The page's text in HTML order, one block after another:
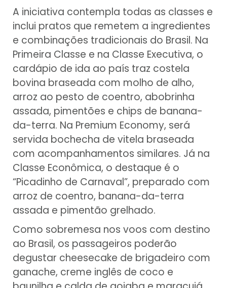
A iniciativa contempla todas as classes e
inclui pratos que remetem a ingredientes
e combinações tradicionais do Brasil. Na
Primeira Classe e na Classe Executiva, o
cardápio de ida ao país traz costela
bovina braseada com molho de alho,
arroz ao pesto de coentro, abobrinha
assada, pimentões e chips de banana-
da-terra. Na Premium Economy, será
servida bochecha de vitela braseada
com acompanhamentos similares. Já na
Classe Econômica, o destaque é o
“Picadinho de Carnaval”, preparado com
arroz de coentro, banana-da-terra
assada e pimentão grelhado.
Como sobremesa nos voos com destino
ao Brasil, os passageiros poderão
degustar cheesecake de brigadeiro com
ganache, creme inglês de coco e